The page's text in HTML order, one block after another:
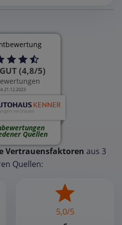
(4,8/5)
21.12.2023
Quellen
Vertrauensfaktoren aus 3
Quellen:
5,0/5